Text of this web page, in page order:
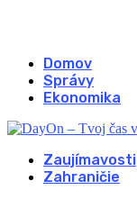
Domov
Správy
Ekonomika
Zaujímavosti
Zahraničie